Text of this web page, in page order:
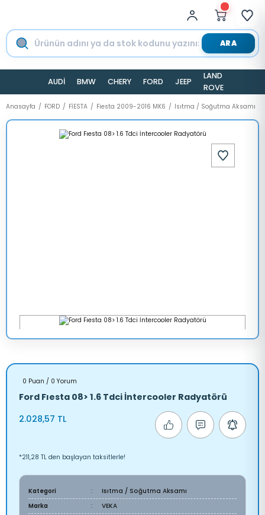
ARA
AUDİ BMW CHERY FORD JEEP
LAND
ROVER
Anasayfa FORD FİESTA Fiesta 2009-2016 MK6 Isıtma / Soğutma Aksamı
0 Puan / 0 Yorum
Ford Fıesta 08> 1.6 Tdci İntercooler Radyatörü
2.028,57 TL
*211,28 TL den başlayan taksitlerle!
Kategori
Isıtma / Soğutma Aksamı
Marka
VEKA